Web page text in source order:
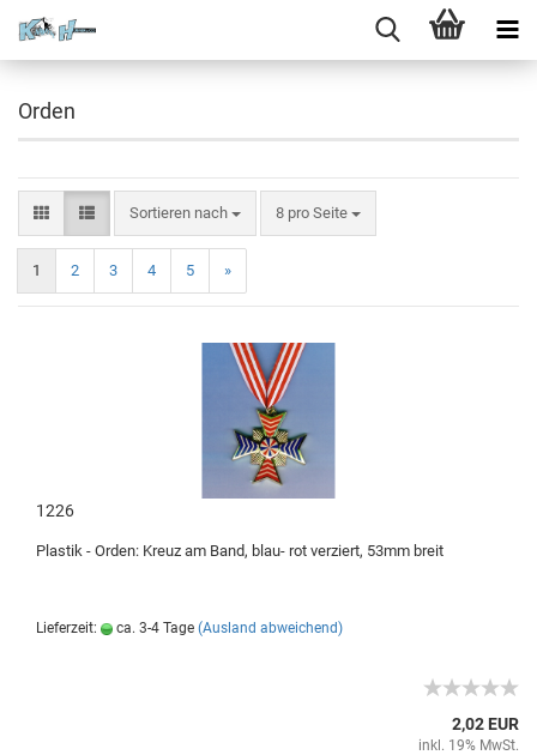
Orden
Sortieren nach 8 pro Seite
1 2 3 4 5 »
1226
Plastik - Orden: Kreuz am Band, blau- rot verziert, 53mm breit
Lieferzeit: ca. 3-4 Tage (Ausland abweichend)
2,02 EUR
inkl. 19% MwSt.